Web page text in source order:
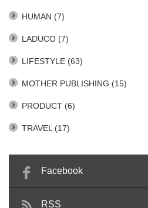
HUMAN (7)
LADUCO (7)
LIFESTYLE (63)
MOTHER PUBLISHING (15)
PRODUCT (6)
TRAVEL (17)
Facebook
RSS